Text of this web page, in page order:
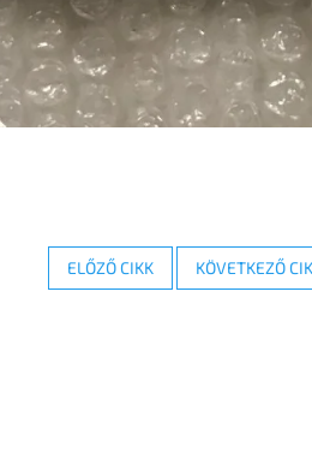
ELŐZŐ CIKK KÖVETKEZŐ